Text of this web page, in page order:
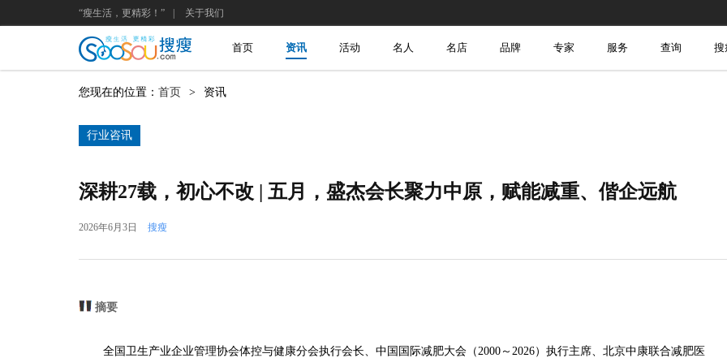
“瘦生活，更精彩！” 关于我们
首页 资讯 活动 名人 名店 品牌 专家 服务 查询 搜
您现在的位置： 首页 > 资讯
行业咨讯
深耕27载，初心不改 | 五月，盛杰会长聚力中原，赋能减重、偕企远航
2026年6月3日 搜瘦
摘要
全国卫生产业企业管理协会体控与健康分会执行会长、中国国际减肥大会（2000～2026）执行主席、北京中康联合减肥医